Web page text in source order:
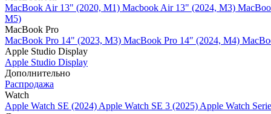
MacBook Air 13" (2020, M1) Macbook Air 13" (2024, M3)
M5)
MacBook Pro
MacBook Pro 14" (2023, M3) MacBook Pro 14″ (2024, M4)
Apple Studio Display
Apple Studio Display
Дополнительно
Распродажа
Watch
Apple Watch SE (2024) Apple Watch SE 3 (2025) Apple Watch